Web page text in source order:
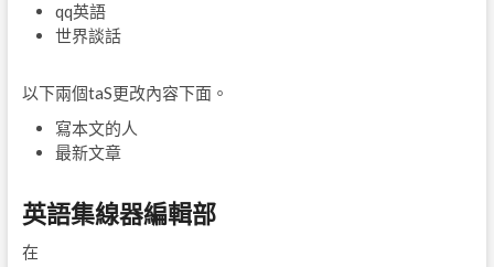
qq英語
世界談話
以下兩個taS更改內容下面。
寫本文的人
最新文章
英語集線器編輯部
在